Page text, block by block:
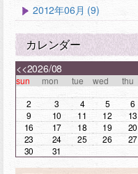
2012年06月 (9)
カレンダー
<<2026/08
sun mon tue wed thu
2
3 4 5 6
9
10 11 12 13
16
17 18 19 20
23
24 25 26 27
30
31